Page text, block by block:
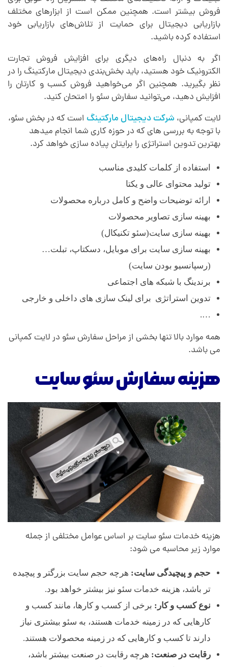
فروش بیشتر است. همچنین ممکن است از ابزارهای مختلف
بازاریابی دیجیتال برای حمایت از تلاش‌های بازاریابی خود
استفاده کرده باشید.
اگر به دنبال راه‌های دیگری برای افزایش فروش تجارت
الکترونیک خود هستید، باید بخش‌بندی دیجیتال مارکتینگ را در
نظر بگیرید. همچنین اگر می‌خواهید فروش کسب ‌و کارتان را
افزایش دهید، می‌توانید سفارش سئو را امتحان کنید.
لایت کمپانی، شرکت دیجیتال مارکتینگ است که در بخش سئو،
با توجه به بررسی های که در حوزه کاری شما انجام میدهد
بهترین تدوین استراتژی را برایتان پیاده سازی خواهد کرد.
استفاده از کلمات کلیدی مناسب
تولید محتوای عالی و یکتا
ارائه توضیحات واضح و کامل درباره محصولات
بهینه سازی تصاویر محصولات
بهینه سازی سایت(سئو تکنیکال)
بهینه سازی سایت برای موبایل، دسکتاپ، تبلت…
(رسپانسیو بودن سایت)
برندینگ با شبکه های اجتماعی
تدوین استراتژی برای لینک سازی های داخلی و خارجی
….
همه موارد بالا تنها بخشی از مراحل سفارش سئو در لایت کمپانی
می باشد.
هزینه سفارش سئو سایت
هزینه خدمات سئو سایت بر اساس عوامل مختلفی از جمله
موارد زیر محاسبه می شود:
حجم و پیچیدگی سایت: هرچه حجم سایت بزرگتر و پیچیده
تر باشد، هزینه خدمات سئو نیز بیشتر خواهد بود.
نوع کسب و کار: برخی از کسب و کارها، مانند کسب و
کارهایی که در زمینه خدمات هستند، به سئو بیشتری نیاز
دارند تا کسب و کارهایی که در زمینه محصولات هستند.
رقابت در صنعت: هرچه رقابت در صنعت بیشتر باشد،